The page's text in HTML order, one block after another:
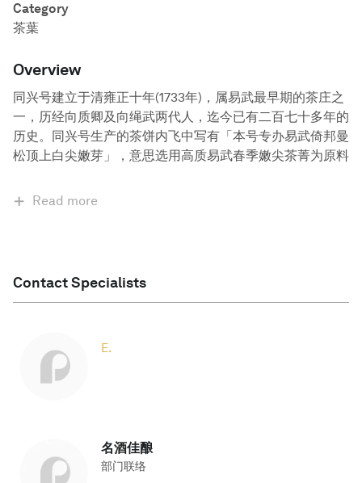
Category
茶葉
Overview
同兴号建立于清雍正十年(1733年)，属易武最早期的茶庄之
一，历经向质卿及向绳武两代人，迄今已有二百七十多年的
历史。同兴号生产的茶饼内飞中写有「本号专办易武倚邦曼
松顶上白尖嫩芽」，意思选用高质易武春季嫩尖茶菁为原料
Read more
Contact Specialists
E.
名酒佳酿
部门联络